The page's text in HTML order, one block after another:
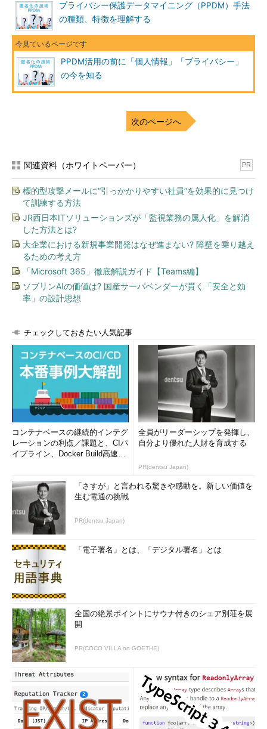
を侵害した場合又は他人の財産権を侵害した場合（略）、財産以
外の侵害に対しても、その賠償をしなければならない」という条
文にあるように、個人に被害を及ぼす情報が不正に公開されたり
した場合に、プライバシーを侵害されたとして、個人が事業者な
どを訴えるもの、と理解できます。
つまり、プライバシーの侵害については、各個人がどのように
に難しいという問題をはらんでいます。特に事業者が常に気を付
けなければならないのは、個人情報に該当しないと考えられるパ
シー侵害として訴えられるケース、あるいは炎上して問題化する
ケースなどが起こり得る、というリスクです。
「特定」「識別」情報と「パーソナルデータ」の範囲
では、企業や組織がプライバシーを保護するためにはどうすれ
ばよいでしょうか。
個人情報保護法では、個人情報を「特定の個人を識別すること
ができるもの（他の情報と容易に照合することができ、それによ
り特定の個人を識別することができるものを含む）」と規定して
います。つまり、特定の個人として識別されるということの「蓋
になりますが、プライバシーという点では、この部分が明確でな
いところに個人の側に「気持ちの悪さ」が生じます。
例えば、個人の購買履歴が集積したデータがあった場合、特異
な嗜好（しこう）品や非常に高額な製品などから、購買した人が
特定できる可能性もゼロではありません。従って、ここに気持ち
悪さが生じます。一方、街中にいる人の数をグラフ化した場合、
東京駅に自分がいたからといって、東京駅のグラフの公開はプラ
イバシーの侵害にはなりません。これは、その数字の塊だけでは
誰のデータなのかを第三者が特定することができないという蓋然
性が、誰が見ても明らかだからです。つまり、第三者が実際に特
定の個人を識別することに確実性があるか否かで、プライバシー
に配慮できているかどうかについて、一定の判断ができるといえ
ます。
では、 特定の個人が識別されるリスクを低減する
ばよいのでしょうか。そこで有効と考えられているのが
術 です。匿名化とは、データをひも解いていっても、ある特定の
個人にデータが戻らないようにすることをいいます。匿名化に際
して、検討するデータの特性はもう一段分解すると二つに分ける
ことができます。一つは、「識別性（＝あるデータが一人の人の
データと分かるかどうか）」、もう一つは「特定性（＝あるデー
タが誰のデータであるか分かるかどうか）」です。
そして、匿名化された情報は、ある一人の人のデータであるこ
と、一人の人だとも分からないし、個人とも特定できない「非識
別非特定情報」の2種類に分類できます。
個人情報保護法の改正では、「識別非特定情報」を含む「個人
プライバシー保護データマイニング（PPDM）手法
の種類、特徴を理解する
PPDM活用の前に「個人情報」「プライバシー」
の今を知る
次のページへ
関連資料（ホワイトペーパー） PR
標的型攻撃メールに“引っかかりやすい社員”を効果的に見つけ
て訓練する方法
JR西日本ITソリューションズが「監視業務の属人化」を解消
した方法とは?
大企業における新規事業開発はなぜ進まない? 障壁を乗り越え
るための考え方
「Microsoft 365」徹底解説ガイド【Teams編】
ソブリンAIの価値は? 国産サーバベンダーが貫く「安全と効
率」の設計思想
チェックしておきたい人気記事
コンテナベースの継続的インテグ
レーションの利点／課題と、CIパ
イプライン、Docker Build高速化
全員がリーダーシップを発揮し、
自分より優れた人財を育成する
PR(dentsu Japan)
「さすが」と言われる驚きや感動を。新しい価値を
生む電通の挑戦
PR(dentsu Japan)
「電子署名」とは、「デジタル署名」とは
全国の絶景ポイントにサウナ付きのシェア別荘を展
開
PR(COCO VILLA on GOETHE)